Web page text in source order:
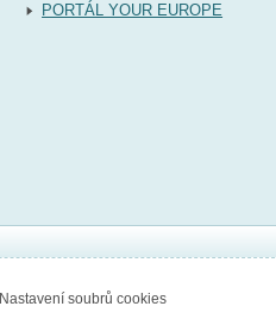
PORTÁL YOUR EUROPE
Nastavení soubrů cookies